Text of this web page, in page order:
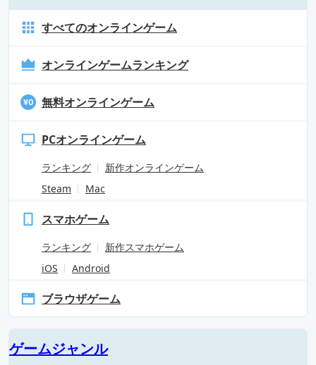
すべてのオンラインゲーム
オンラインゲームランキング
無料オンラインゲーム
PCオンラインゲーム
ランキング
新作オンラインゲーム
Steam
Mac
スマホゲーム
ランキング
新作スマホゲーム
iOS
Android
ブラウザゲーム
ゲームジャンル